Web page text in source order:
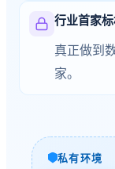
行业首家
真正做到
家。
私有环境